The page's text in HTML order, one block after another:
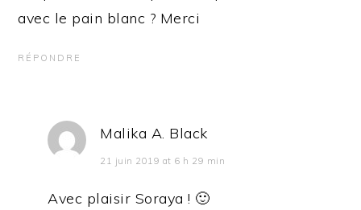
avec le pain blanc ? Merci
RÉPONDRE
Malika A. Black
21 juin 2019 at 6 h 29 min
Avec plaisir Soraya ! 🙂